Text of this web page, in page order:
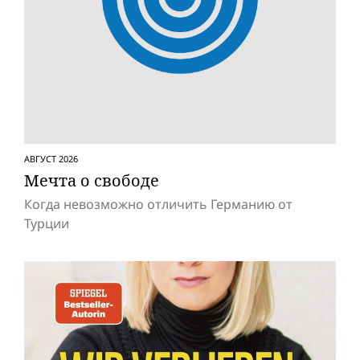
АВГУСТ 2026
Мечта о свободе
Когда невозможно отличить Германию от
Турции